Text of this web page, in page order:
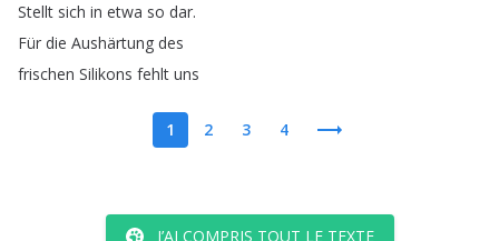
Stellt sich in etwa so dar.
Für die Aushärtung des
frischen Silikons fehlt uns
1 2 3 4
J’AI COMPRIS TOUT LE TEXTE